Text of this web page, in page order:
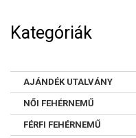
Kategóriák
AJÁNDÉK UTALVÁNY
NŐI FEHÉRNEMŰ
FÉRFI FEHÉRNEMŰ